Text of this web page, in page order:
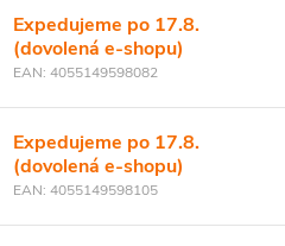
Expedujeme po 17.8.
(dovolená e-shopu)
EAN: 4055149598082
Expedujeme po 17.8.
(dovolená e-shopu)
EAN: 4055149598105